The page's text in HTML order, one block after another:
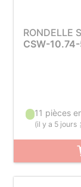
RONDELLE
CSW-
11 pièces
(il y a 5 jours